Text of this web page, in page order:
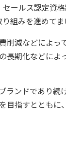
ールス認定資格
組みを進めてま
減などによっ
期化などによ
ランドであり
目指すととも